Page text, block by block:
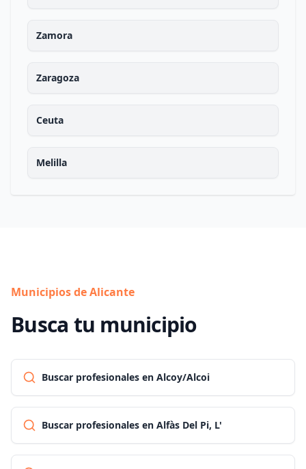
Zamora
Zaragoza
Ceuta
Melilla
Municipios de Alicante
Busca tu municipio
Buscar profesionales en Alcoy/Alcoi
Buscar profesionales en Alfàs Del Pi, L'